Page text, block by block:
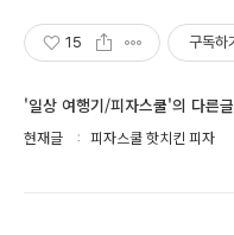
15 구독하
'일상 여행기/피자스쿨'의 다른글
현재글 피자스쿨 핫치킨 피자